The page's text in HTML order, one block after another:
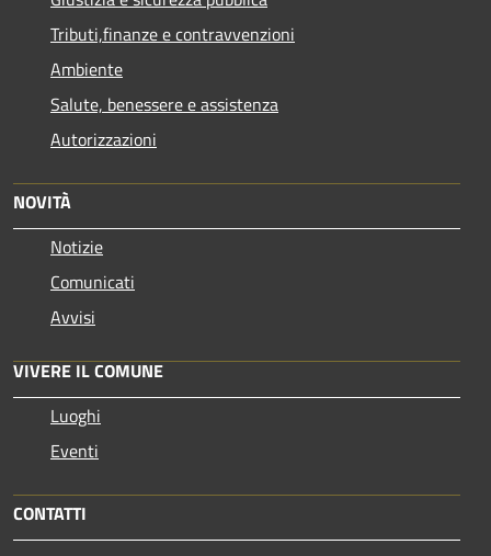
Tributi,finanze e contravvenzioni
Ambiente
Salute, benessere e assistenza
Autorizzazioni
NOVITÀ
Notizie
Comunicati
Avvisi
VIVERE IL COMUNE
Luoghi
Eventi
CONTATTI